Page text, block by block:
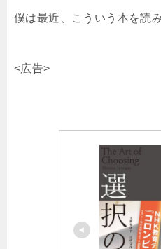
僕は最近、こういう本を読
<広告>